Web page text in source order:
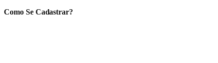
Como Se Cadastrar?